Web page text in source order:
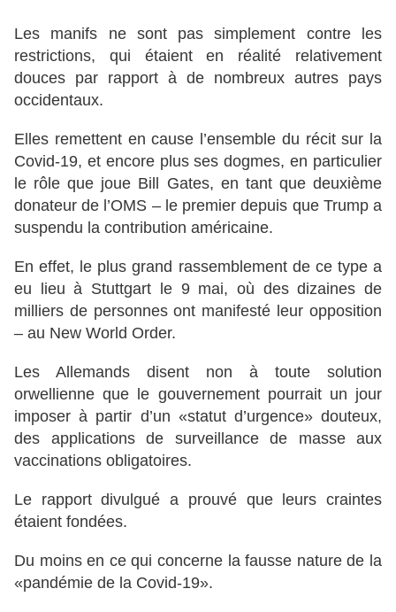
Les manifs ne sont pas simplement contre les
restrictions, qui étaient en réalité relativement
douces par rapport à de nombreux autres pays
occidentaux.
Elles remettent en cause l’ensemble du récit sur la
Covid-19, et encore plus ses dogmes, en particulier
le rôle que joue Bill Gates, en tant que deuxième
donateur de l’OMS – le premier depuis que Trump a
suspendu la contribution américaine.
En effet, le plus grand rassemblement de ce type a
eu lieu à Stuttgart le 9 mai, où des dizaines de
milliers de personnes ont manifesté leur opposition
– au New World Order.
Les Allemands disent non à toute solution
orwellienne que le gouvernement pourrait un jour
imposer à partir d’un «statut d’urgence» douteux,
des applications de surveillance de masse aux
vaccinations obligatoires.
Le rapport divulgué a prouvé que leurs craintes
étaient fondées.
Du moins en ce qui concerne la fausse nature de la
«pandémie de la Covid-19».